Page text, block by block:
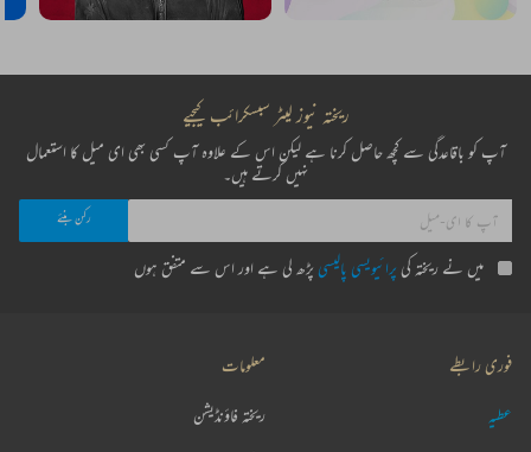
ریختہ نیوز لیٹر سبسکرائب کیجیے
آپ کو باقاعدگی سے کچھ حاصل کرنا ہے لیکن اس کے علاوہ آپ کسی بھی ای میل کا استعمال
نہیں کرتے ہیں۔
میں نے ریختہ کی پرائیویسی پالیسی پڑھ لی ہے اور اس سے متفق ہوں
فوری رابطے
عطیہ
معلومات
ریختہ فاؤنڈیشن